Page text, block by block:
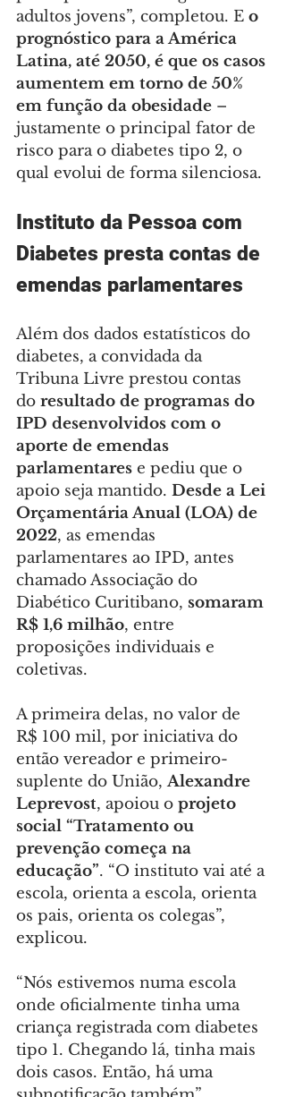
adultos jovens”, completou. E o
prognóstico para a América
Latina, até 2050, é que os casos
aumentem em torno de 50%
em função da obesidade –
justamente o principal fator de
risco para o diabetes tipo 2, o
qual evolui de forma silenciosa.
Instituto da Pessoa com
Diabetes presta contas de
emendas parlamentares
Além dos dados estatísticos do
diabetes, a convidada da
Tribuna Livre prestou contas
do resultado de programas do
IPD desenvolvidos com o
aporte de emendas
parlamentares e pediu que o
apoio seja mantido. Desde a Lei
Orçamentária Anual (LOA) de
2022, as emendas
parlamentares ao IPD, antes
chamado Associação do
Diabético Curitibano, somaram
R$ 1,6 milhão, entre
proposições individuais e
coletivas.
A primeira delas, no valor de
R$ 100 mil, por iniciativa do
então vereador e primeiro-
suplente do União, Alexandre
Leprevost, apoiou o projeto
social “Tratamento ou
prevenção começa na
educação”. “O instituto vai até a
escola, orienta a escola, orienta
os pais, orienta os colegas”,
explicou.
“Nós estivemos numa escola
onde oficialmente tinha uma
criança registrada com diabetes
tipo 1. Chegando lá, tinha mais
dois casos. Então, há uma